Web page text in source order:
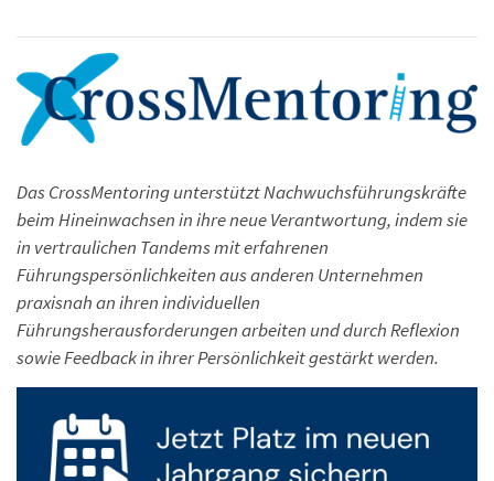
Das CrossMentoring unterstützt Nachwuchsführungskräfte
beim Hineinwachsen in ihre neue Verantwortung, indem sie
in vertraulichen Tandems mit erfahrenen
Führungspersönlichkeiten aus anderen Unternehmen
praxisnah an ihren individuellen
Führungsherausforderungen arbeiten und durch Reflexion
sowie Feedback in ihrer Persönlichkeit gestärkt werden.